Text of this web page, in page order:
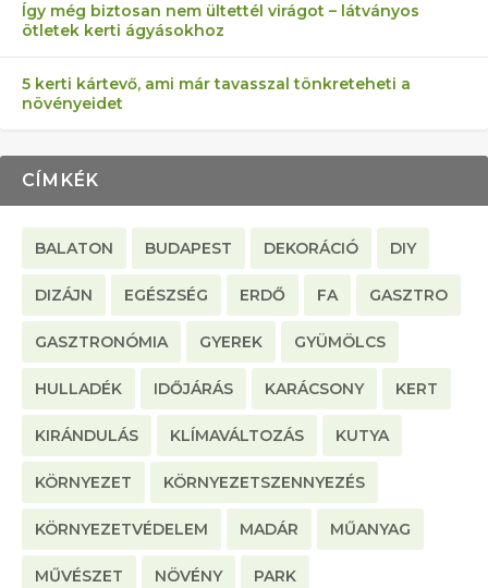
Így még biztosan nem ültettél virágot – látványos
ötletek kerti ágyásokhoz
5 kerti kártevő, ami már tavasszal tönkreteheti a
növényeidet
CÍMKÉK
BALATON BUDAPEST DEKORÁCIÓ DIY
DIZÁJN EGÉSZSÉG ERDŐ FA GASZTRO
GASZTRONÓMIA GYEREK GYÜMÖLCS
HULLADÉK IDŐJÁRÁS KARÁCSONY KERT
KIRÁNDULÁS KLÍMAVÁLTOZÁS KUTYA
KÖRNYEZET KÖRNYEZETSZENNYEZÉS
KÖRNYEZETVÉDELEM MADÁR MŰANYAG
MŰVÉSZET NÖVÉNY PARK